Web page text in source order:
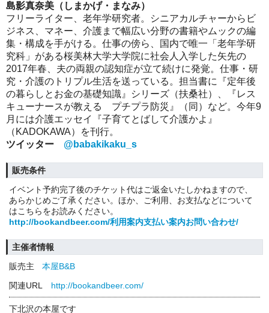
島影真奈美（しまかげ・まなみ）
フリーライター、老年学研究者。シニアカルチャーからビ
ジネス、マネー、介護まで幅広い分野の書籍やムックの編
集・構成を手がける。仕事の傍ら、国内で唯一「老年学研
究科」がある桜美林大学大学院に社会人入学した矢先の
2017年春、夫の両親の認知症が立て続けに発覚。仕事・研
究・介護のトリプル生活を送っている。担当書に『定年後
の暮らしとお金の基礎知識』シリーズ（扶桑社）、『レス
キューナースが教える プチプラ防災』（同）など。今年9
月には介護エッセイ『子育てとばして介護かよ』
（KADOKAWA）を刊行。
ツイッター @babakikaku_s
販売条件
イベント予約完了後のチケット代はご返金いたしかねますので、
あらかじめご了承ください。ほか、ご利用、お支払などについて
はこちらをお読みください。
http://bookandbeer.com/利用案内支払い案内お問い合わせ/
主催者情報
販売主
本屋B&B
関連URL
http://bookandbeer.com/
下北沢の本屋です